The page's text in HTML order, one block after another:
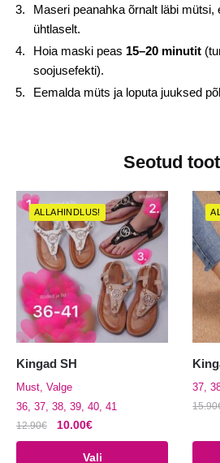
Maseri peanahka õrnalt läbi mütsi,
ühtlaselt.
Hoia maski peas 15–20 minutit
soojusefekti).
Eemalda müts ja loputa juuksed
Seotud
ALLAHINDLUS!
Kingad SH
Must, Valge
36, 37, 38, 39, 40, 41
12.90€
Algne
hind
10.00€Praegune
hind
on:
Vali
37,
15.90